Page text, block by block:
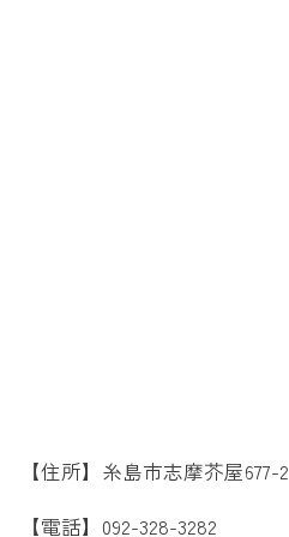
【住所】糸島市志摩芥屋677-2
【電話】092-328-3282